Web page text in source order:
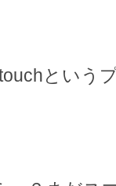
という